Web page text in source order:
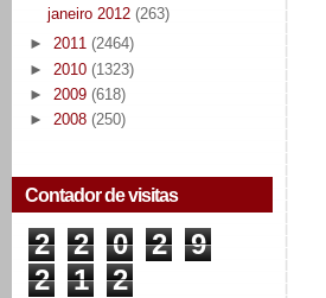
janeiro 2012 (263)
► 2011 (2464)
► 2010 (1323)
► 2009 (618)
► 2008 (250)
Contador de visitas
2 2 0 2
9
2
1 2